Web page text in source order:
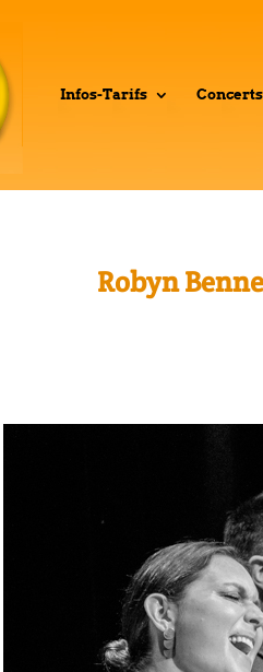
Infos-Tarifs Concerts
Robyn